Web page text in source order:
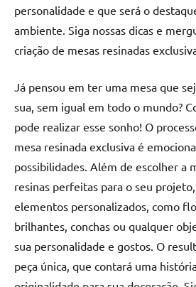
personalidade e que será o
ambiente. Siga nossas dicas e
criação de mesas resinadas
Já pensou em ter uma mesa que
sua, sem igual em todo o mundo?
pode realizar esse sonho! O
mesa resinada exclusiva é
possibilidades. Além de escolher a
resinas perfeitas para o seu
elementos personalizados, como
brilhantes, conchas ou qualquer
sua personalidade e gostos. O
peça única, que contará uma